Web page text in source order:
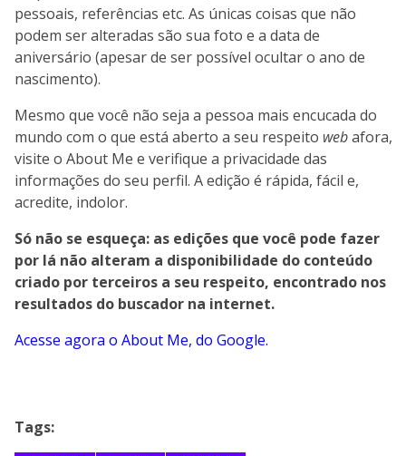
pessoais, referências etc. As únicas coisas que não
podem ser alteradas são sua foto e a data de
aniversário (apesar de ser possível ocultar o ano de
nascimento).
Mesmo que você não seja a pessoa mais encucada do
mundo com o que está aberto a seu respeito webafora,
visite o About Me e verifique a privacidade das
informações do seu perfil. A edição é rápida, fácil e,
acredite, indolor.
Só não se esqueça: as edições que você pode fazer
por lá não alteram a disponibilidade do conteúdo
criado por terceiros a seu respeito, encontrado nos
resultados do buscador na internet.
Acesse agora o About Me, do Google.
Tags: